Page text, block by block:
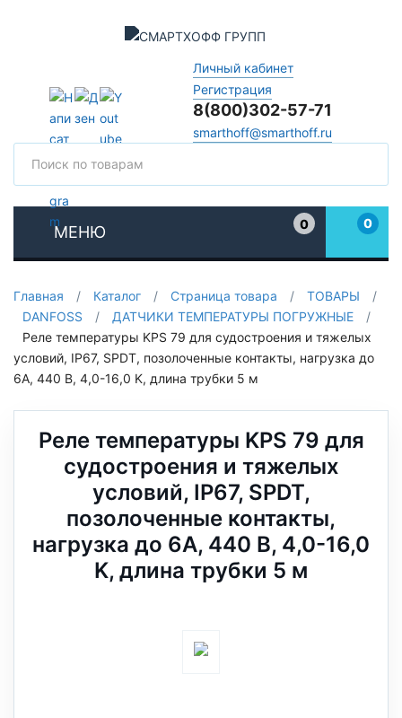
Личный кабинет
Регистрация
8(800)302-57-71
smarthoff@smarthoff.ru
МЕНЮ
0
0
Главная / Каталог / Страница товара / ТОВАРЫ
/
DANFOSS
/ ДАТЧИКИ ТЕМПЕРАТУРЫ ПОГРУЖНЫЕ
/
Реле температуры KPS 79 для судостроения и тяжелых
условий, IP67, SPDT, позолоченные контакты, нагрузка до
6А, 440 В, 4,0-16,0 K, длина трубки 5 м
Реле температуры KPS 79 для
судостроения и тяжелых
условий, IP67, SPDT,
позолоченные контакты,
нагрузка до 6А, 440 В, 4,0-16,0
K, длина трубки 5 м